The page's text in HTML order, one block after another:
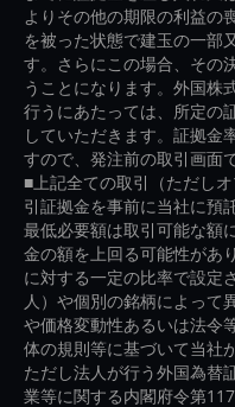
よりその他の期限の利益の
を被った状態で建玉の一部
す。さらにこの場合、その
うことになります。外国株
行うにあたっては、所定の
していただきます。証拠金
すので、発注前の取引画面
■上記全ての取引（ただし
引証拠金を事前に当社に預
最低必要額は取引可能な額
金の額を上回る可能性があ
に対する一定の比率で設定
人）や個別の銘柄によって
や価格変動性あるいは法令
体の規則等に基づいて当社
ただし法人が行う外国為替
業等に関する内閣府令第